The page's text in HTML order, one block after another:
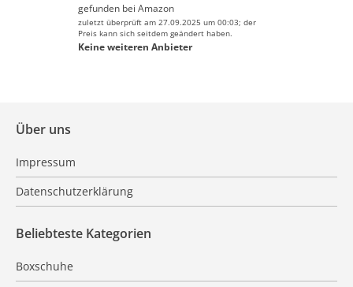
gefunden bei Amazon
zuletzt überprüft am 27.09.2025 um 00:03; der
Preis kann sich seitdem geändert haben.
Keine weiteren Anbieter
Über uns
Impressum
Datenschutzerklärung
Beliebteste Kategorien
Boxschuhe